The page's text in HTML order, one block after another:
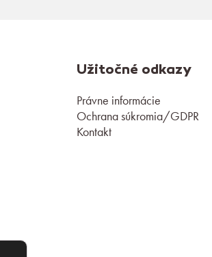
Užitočné odkazy
Právne informácie
Ochrana súkromia/GDPR
Kontakt